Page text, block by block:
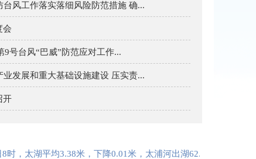
风工作落实落细风险防范措施 确...
会
号台风“巴威”防范应对工作...
发展和重大基础设施建设 压实责...
开
太湖平均3.38米，下降0.01米，太浦河出湖62.7立方米每秒